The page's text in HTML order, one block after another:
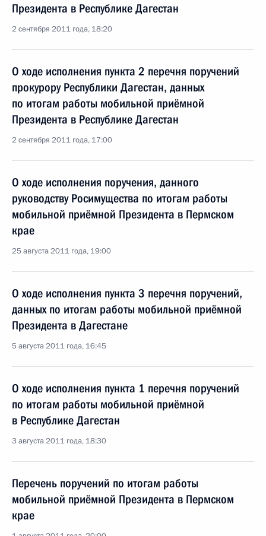
Президента в Республике Дагестан
2 сентября 2011 года, 18:20
О ходе исполнения пункта 2 перечня поручений
прокурору Республики Дагестан, данных
по итогам работы мобильной приёмной
Президента в Республике Дагестан
2 сентября 2011 года, 17:00
О ходе исполнения поручения, данного
руководству Росимущества по итогам работы
мобильной приёмной Президента в Пермском
крае
25 августа 2011 года, 19:00
О ходе исполнения пункта 3 перечня поручений,
данных по итогам работы мобильной приёмной
Президента в Дагестане
5 августа 2011 года, 16:45
О ходе исполнения пункта 1 перечня поручений
по итогам работы мобильной приёмной
в Республике Дагестан
3 августа 2011 года, 18:30
Перечень поручений по итогам работы
мобильной приёмной Президента в Пермском
крае